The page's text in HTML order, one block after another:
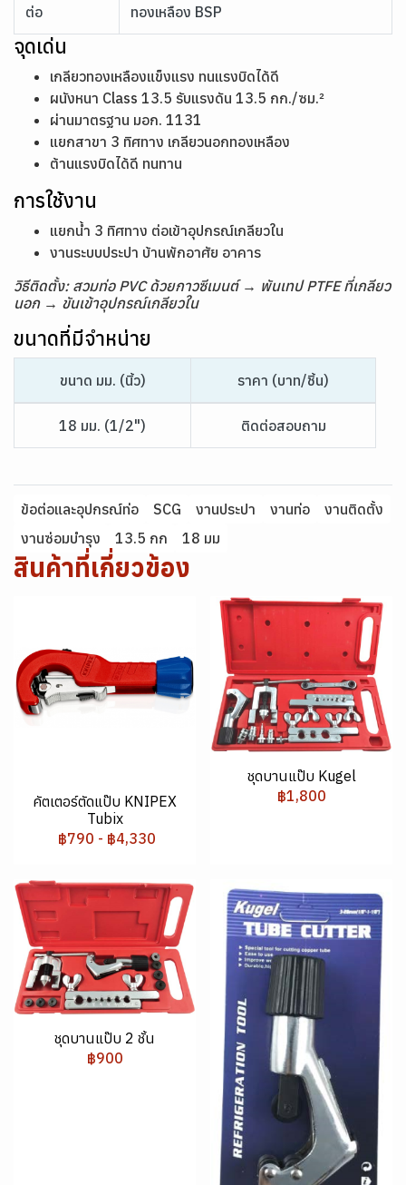
ต่อ
ทองเหลือง BSP
จุดเด่น
เกลียวทองเหลืองแข็งแรง ทนแรงบิดได้ดี
ผนังหนา Class 13.5 รับแรงดัน 13.5 กก./ซม.²
ผ่านมาตรฐาน มอก. 1131
แยกสาขา 3 ทิศทาง เกลียวนอกทองเหลือง
ต้านแรงบิดได้ดี ทนทาน
การใช้งาน
แยกน้ำ 3 ทิศทาง ต่อเข้าอุปกรณ์เกลียวใน
งานระบบประปา บ้านพักอาศัย อาคาร
วิธีติดตั้ง: สวมท่อ PVC ด้วยกาวซีเมนต์ → พันเทป PTFE ที่เกลียว
นอก → ขันเข้าอุปกรณ์เกลียวใน
ขนาดที่มีจำหน่าย
ขนาด มม. (นิ้ว) ราคา (บาท/ชิ้น)
18 มม. (1/2") ติดต่อสอบถาม
ข้อต่อและอุปกรณ์ท่อ SCG งานประปา งานท่อ
งานติดตั้ง
งานซ่อมบำรุง
13.5 กก 18 มม
สินค้าที่เกี่ยวข้อง
คัตเตอร์ตัดแป๊บ KNIPEX
Tubix
฿790 - ฿4,330
ชุดบานแป๊บ Kugel
฿1,800
ชุดบานแป๊บ 2 ชั้น
฿900